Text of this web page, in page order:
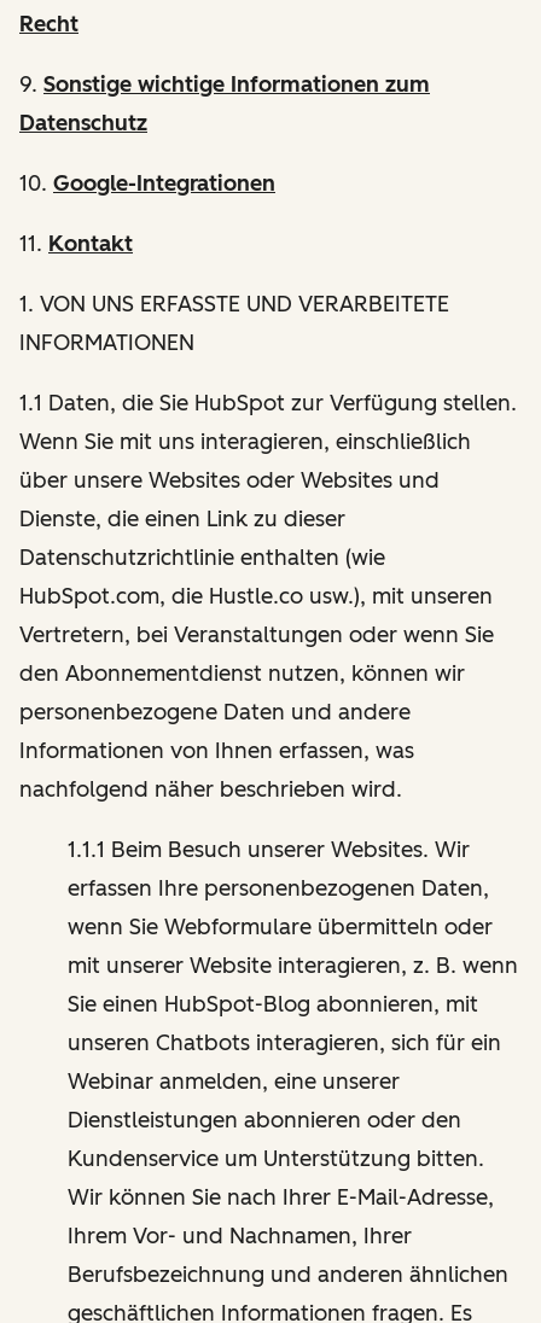
Recht
9. Sonstige wichtige Informationen zum
Datenschutz
10. Google-Integrationen
11. Kontakt
1. VON UNS ERFASSTE UND VERARBEITETE
INFORMATIONEN
1.1 Daten, die Sie HubSpot zur Verfügung stellen.
Wenn Sie mit uns interagieren, einschließlich
über unsere Websites oder Websites und
Dienste, die einen Link zu dieser
Datenschutzrichtlinie enthalten (wie
HubSpot.com, die Hustle.co usw.), mit unseren
Vertretern, bei Veranstaltungen oder wenn Sie
den Abonnementdienst nutzen, können wir
personenbezogene Daten und andere
Informationen von Ihnen erfassen, was
nachfolgend näher beschrieben wird.
1.1.1 Beim Besuch unserer Websites. Wir
erfassen Ihre personenbezogenen Daten,
wenn Sie Webformulare übermitteln oder
mit unserer Website interagieren, z. B. wenn
Sie einen HubSpot-Blog abonnieren, mit
unseren Chatbots interagieren, sich für ein
Webinar anmelden, eine unserer
Dienstleistungen abonnieren oder den
Kundenservice um Unterstützung bitten.
Wir können Sie nach Ihrer E-Mail-Adresse,
Ihrem Vor- und Nachnamen, Ihrer
Berufsbezeichnung und anderen ähnlichen
geschäftlichen Informationen fragen. Es